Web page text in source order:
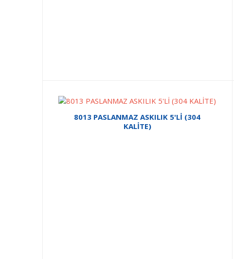
8013 PASLANMAZ ASKILIK 5'Lİ (304
KALİTE)